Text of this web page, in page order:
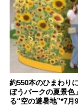
約550本のひまわり
ぼうパークの夏景色
る“空の避暑地”*7月